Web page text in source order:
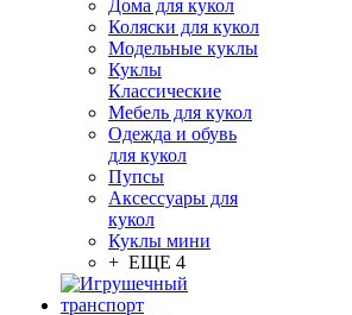
Дома для кукол
Коляски для кукол
Модельные куклы
Куклы
Классические
Мебель для кукол
Одежда и обувь
для кукол
Пупсы
Аксессуары для
кукол
Куклы мини
+ ЕЩЕ 4